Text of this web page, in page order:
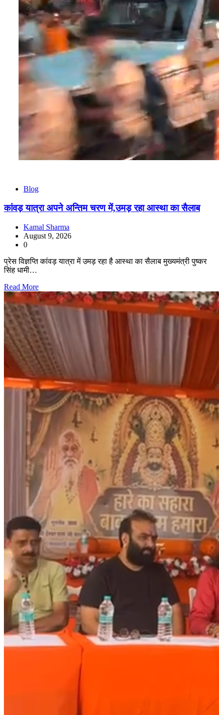
Blog
कांवड़ यात्रा अपने अन्तिम चरण में,उमड़ रहा आस्था का सैलाब
Kamal Sharma
August 9, 2026
0
प्रेस विज्ञप्ति कांवड़ यात्रा में उमड़ रहा है आस्था का सैलाब मुख्यमंत्री पुष्कर
सिंह धामी…
Read More